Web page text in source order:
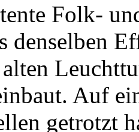
Folk-
denselben
Auf
getrotzt